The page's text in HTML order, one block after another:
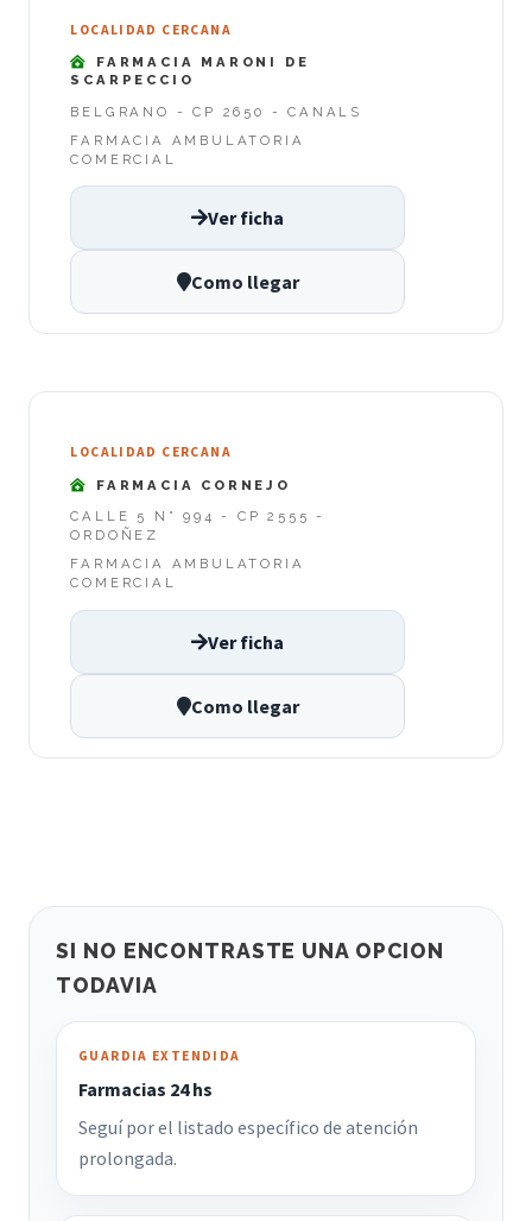
LOCALIDAD CERCANA
FARMACIA MARONI DE
SCARPECCIO
BELGRANO - CP 2650 - CANALS
FARMACIA AMBULATORIA
COMERCIAL
Ver ficha
Como llegar
LOCALIDAD CERCANA
FARMACIA CORNEJO
CALLE 5 N° 994 - CP 2555 -
ORDOÑEZ
FARMACIA AMBULATORIA
COMERCIAL
Ver ficha
Como llegar
SI NO ENCONTRASTE UNA OPCION
TODAVIA
GUARDIA EXTENDIDA
Farmacias 24 hs
Seguí por el listado específico de atención
prolongada.